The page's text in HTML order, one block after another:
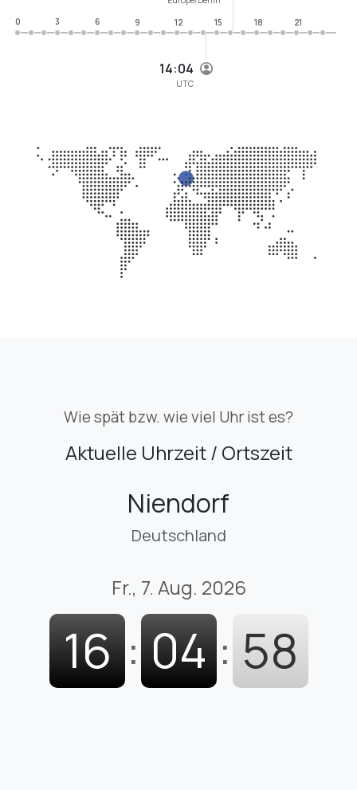
14:04
UTC
0
3 6 9 12 15 18 21
Wie spät bzw. wie viel Uhr ist es?
Aktuelle Uhrzeit / Ortszeit
Niendorf
Deutschland
Fr., 7. Aug. 2026
16 : 04 : 59